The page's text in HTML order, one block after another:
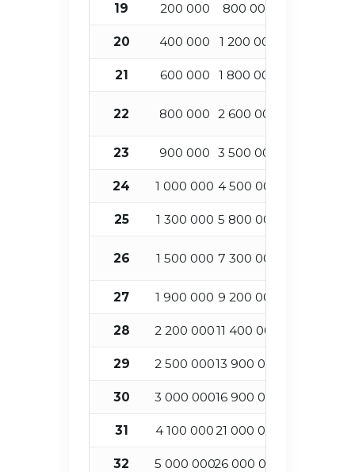
19 200 000 800 000
20 400 000 1 200 000
21 600 000 1 800 000
22 800 000 2 600 000
23 900 000 3 500 000
24 1 000 000 4 500 000
25 1 300 000 5 800 000
26 1 500 000 7 300 000
27 1 900 000 9 200 000
28 2 200 00011 400 000
29 2 500 00013 900 000
30 3 000 00016 900 000
31 4 100 00021 000 000
32 5 000 00026 000 000